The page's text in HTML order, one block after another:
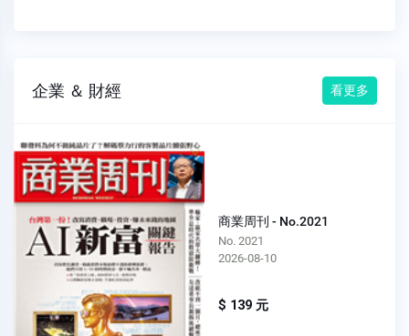
企業 ＆ 財經 看更多
商業周刊 - No.2021
No. 2021
2026-08-10
$ 139 元